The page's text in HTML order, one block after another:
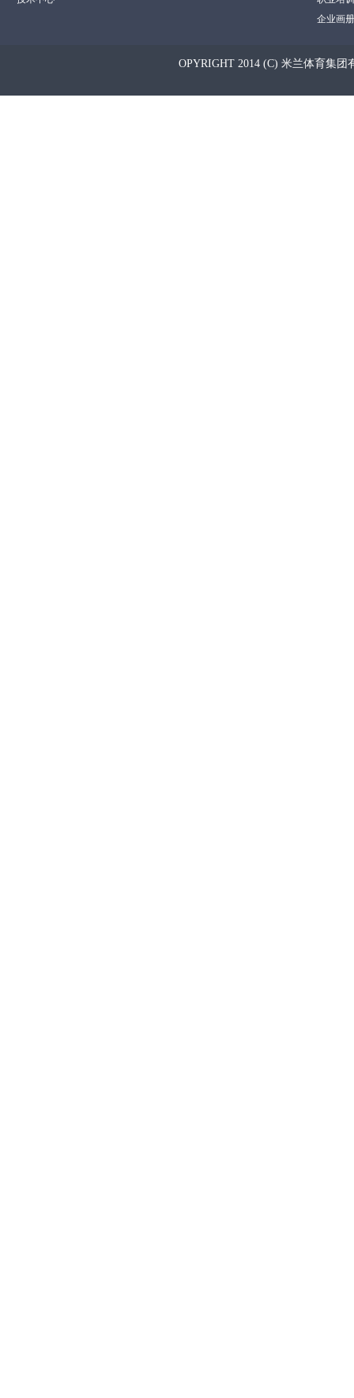
企业画册
OPYRIGHT 2014 (C) 米兰体育集团